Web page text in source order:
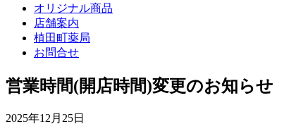
オリジナル商品
店舗案内
植田町薬局
お問合せ
営業時間(開店時間)変更のお知らせ
2025年12月25日